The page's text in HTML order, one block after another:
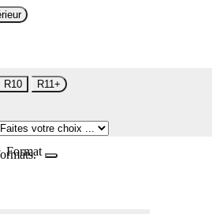
R10 R11+
Format